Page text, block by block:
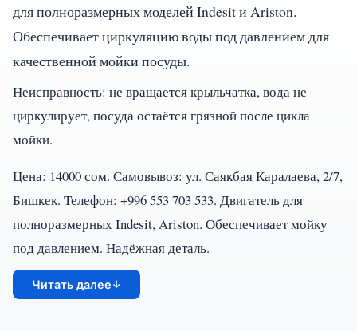
для полноразмерных моделей Indesit и Ariston.
Обеспечивает циркуляцию воды под давлением для
качественной мойки посуды.
Неисправность: не вращается крыльчатка, вода не
циркулирует, посуда остаётся грязной после цикла
мойки.
Цена: 14000 сом. Самовывоз: ул. Саякбая Каралаева, 2/7,
Бишкек. Телефон: +996 553 703 533. Двигатель для
полноразмерных Indesit, Ariston. Обеспечивает мойку
под давлением. Надёжная деталь.
Читать далее ↓